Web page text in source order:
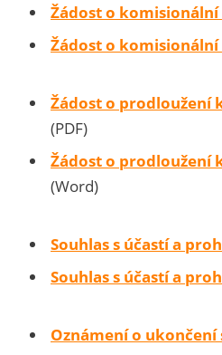
Žádost o
Žádost o
Žádost o prodloužení
(PDF)
Žádost o prodloužení
(Word)
Souhlas s účastí a
Souhlas s účastí a
Oznámení o